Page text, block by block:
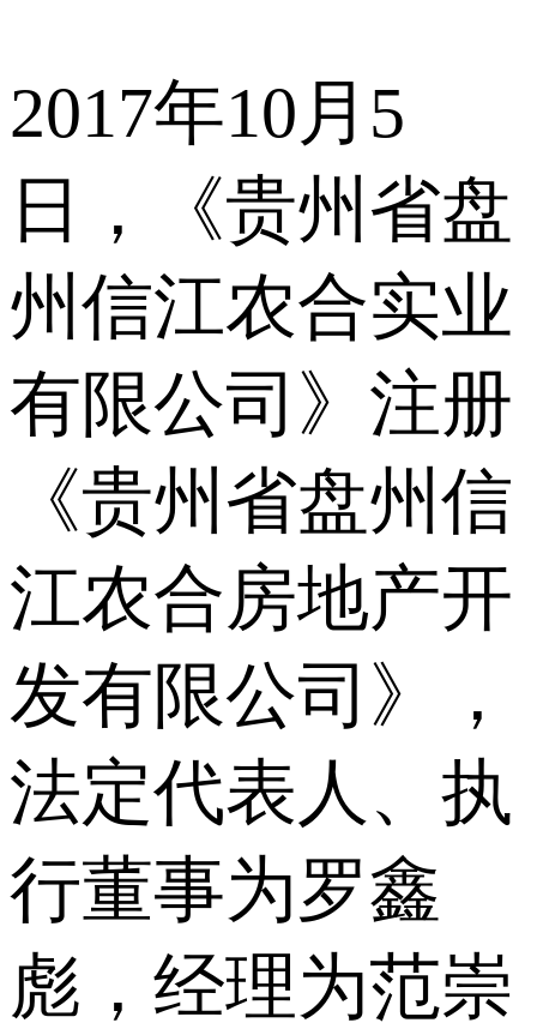
2017年10月5
日，《贵州省盘
州信江农合实业
有限公司》注册
《贵州省盘州信
江农合房地产开
发有限公司》，
法定代表人、执
行董事为罗鑫
彪，经理为范崇